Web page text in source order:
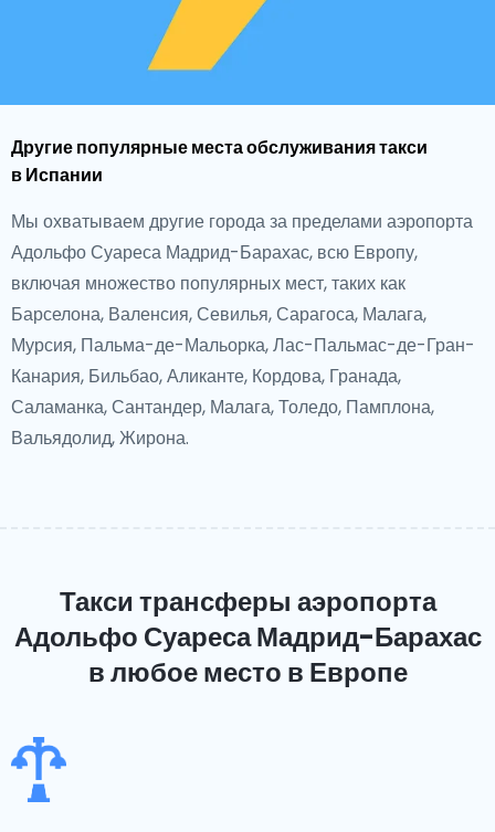
Другие популярные места обслуживания такси
в Испании
Мы охватываем другие города за пределами аэропорта
Адольфо Суареса Мадрид-Барахас, всю Европу,
включая множество популярных мест, таких как
Барселона, Валенсия, Севилья, Сарагоса, Малага,
Мурсия, Пальма-де-Мальорка, Лас-Пальмас-де-Гран-
Канария, Бильбао, Аликанте, Кордова, Гранада,
Саламанка, Сантандер, Малага, Толедо, Памплона,
Вальядолид, Жирона.
Такси трансферы аэропорта
Адольфо Суареса Мадрид-Барахас
в любое место в Европе